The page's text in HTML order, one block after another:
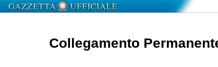
Collegamento